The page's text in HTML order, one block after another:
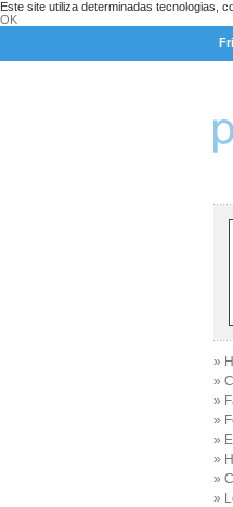
Este site utiliza determinadas tecnologias,
OK
»
»
»
»
»
»
»
»